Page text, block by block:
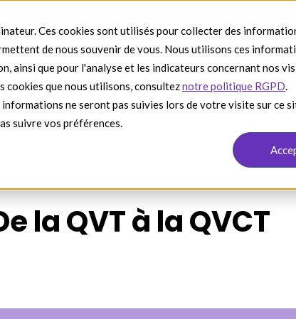
Ces cookies sont utilisés pour collecter des
de nous souvenir de vous. Nous utilisons ces
ainsi que pour l'analyse et les indicateurs concernant nos
cookies que nous utilisons, consulteznotre politique RGPD.
ne seront pas suivies lors de votre visite sur ce
suivre vos préférences.
la QVT à la QVCT